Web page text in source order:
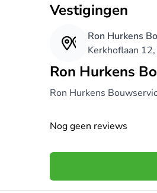
Vestigingen
Ron Hurkens
Kerkhoflaan
Ron Hurkens
Ron Hurkens
Nog geen reviews